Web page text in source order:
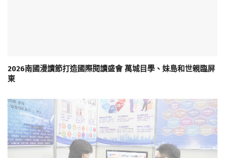
2026南國漫讀節打造國際閱讀盛會 萬城目學、妹島和世親臨屏
東